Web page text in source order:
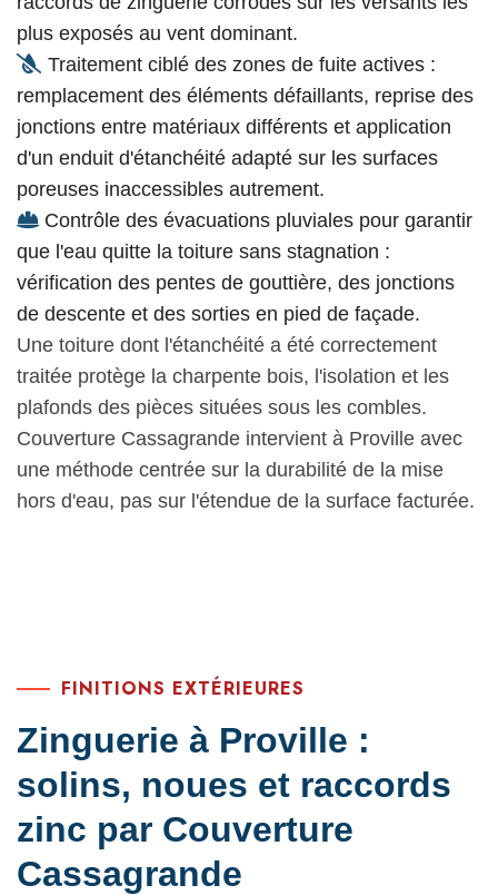
plus exposés au vent dominant.
Traitement ciblé des zones de fuite actives :
remplacement des éléments défaillants, reprise des
jonctions entre matériaux différents et application
d'un enduit d'étanchéité adapté sur les surfaces
poreuses inaccessibles autrement.
Contrôle des évacuations pluviales pour garantir
que l'eau quitte la toiture sans stagnation :
vérification des pentes de gouttière, des jonctions
de descente et des sorties en pied de façade.
Une toiture dont l'étanchéité a été correctement
traitée protège la charpente bois, l'isolation et les
plafonds des pièces situées sous les combles.
Couverture Cassagrande intervient à Proville avec
une méthode centrée sur la durabilité de la mise
hors d'eau, pas sur l'étendue de la surface facturée.
FINITIONS EXTÉRIEURES
Zinguerie à Proville :
solins, noues et raccords
zinc par Couverture
Cassagrande